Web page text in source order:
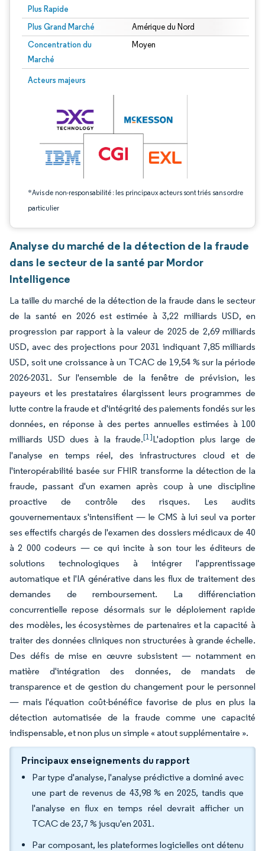
Plus Rapide
Plus Grand Marché Amérique du Nord
Concentration du
Marché
Moyen
Acteurs majeurs
*Avis de non-responsabilité : les principaux acteurs sont triés sans ordre
particulier
Image © Mordor Intelligence. La réutilisation nécessite une attribution sous CC
Analyse du marché de la détection de la fraude
dans le secteur de la santé par Mordor
Intelligence
La taille du marché de la détection de la fraude dans le secteur
de la santé en 2026 est estimée à 3,22 milliards USD, en
progression par rapport à la valeur de 2025 de 2,69 milliards
USD, avec des projections pour 2031 indiquant 7,85 milliards
USD, soit une croissance à un TCAC de 19,54 % sur la période
2026-2031. Sur l'ensemble de la fenêtre de prévision, les
payeurs et les prestataires élargissent leurs programmes de
lutte contre la fraude et d'intégrité des paiements fondés sur les
données, en réponse à des pertes annuelles estimées à 100
milliards USD dues à la fraude.[1]L'adoption plus large de
l'analyse en temps réel, des infrastructures cloud et de
l'interopérabilité basée sur FHIR transforme la détection de la
fraude, passant d'un examen après coup à une discipline
proactive de contrôle des risques. Les audits
gouvernementaux s'intensifient — le CMS à lui seul va porter
ses effectifs chargés de l'examen des dossiers médicaux de 40
à 2 000 codeurs — ce qui incite à son tour les éditeurs de
solutions technologiques à intégrer l'apprentissage
automatique et l'IA générative dans les flux de traitement des
demandes de remboursement. La différenciation
concurrentielle repose désormais sur le déploiement rapide
des modèles, les écosystèmes de partenaires et la capacité à
traiter des données cliniques non structurées à grande échelle.
Des défis de mise en œuvre subsistent — notamment en
matière d'intégration des données, de mandats de
transparence et de gestion du changement pour le personnel
— mais l'équation coût-bénéfice favorise de plus en plus la
détection automatisée de la fraude comme une capacité
indispensable, et non plus un simple « atout supplémentaire ».
Principaux enseignements du rapport
Par type d'analyse, l'analyse prédictive a dominé avec
une part de revenus de 43,98 % en 2025, tandis que
l'analyse en flux en temps réel devrait afficher un
TCAC de 23,7 % jusqu'en 2031.
Par composant, les plateformes logicielles ont détenu